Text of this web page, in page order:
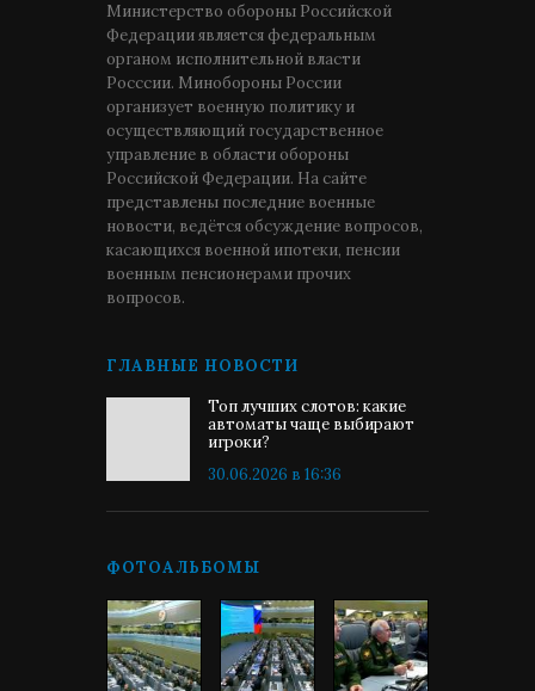
Министерство обороны Российской
Федерации является федеральным
органом исполнительной власти
Росссии. Минобороны России
организует военную политику и
осуществляющий государственное
управление в области обороны
Российской Федерации. На сайте
представлены последние военные
новости, ведётся обсуждение вопросов,
касающихся военной ипотеки, пенсии
военным пенсионерами прочих
вопросов.
ГЛАВНЫЕ НОВОСТИ
Топ лучших слотов: какие
автоматы чаще выбирают
игроки?
30.06.2026 в 16:36
ФОТОАЛЬБОМЫ